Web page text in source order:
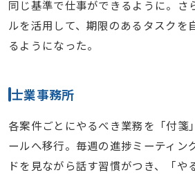
同じ基準で仕事ができるように。さ
ルを活用して、期限のあるタスクを
るようになった。
士業事務所
各案件ごとにやるべき業務を「付箋
ールへ移行。毎週の進捗ミーティン
ドを見ながら話す習慣がつき、「や